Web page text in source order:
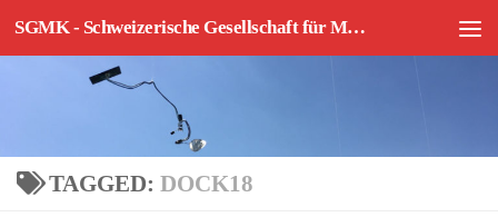
Skip to content SGMK - Schweizerische Gesellschaft für Mechatronische Kunst
TAGGED: DOCK18